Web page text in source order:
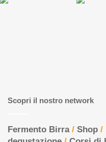
Scopri il nostro network
Fermento Birra/ Shop /